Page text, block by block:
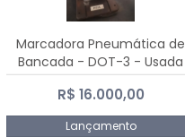
Marcadora Pneumática de
Bancada - DOT-3 - Usada
R$ 16.000,00
Lançamento